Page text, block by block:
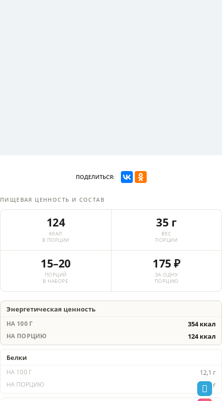
ПОДЕЛИТЬСЯ:
ПИЩЕВАЯ ЦЕННОСТЬ И СОСТАВ
124
ККАЛ
В ПОРЦИИ
35 г
ВЕС
ПОРЦИИ
15–20
ПОРЦИЙ
В НАБОРЕ
175 ₽
ЗА ОДНУ
ПОРЦИЮ
Энергетическая ценность
354 ккал
124 ккал
Белки
12,1 г
4,2 г